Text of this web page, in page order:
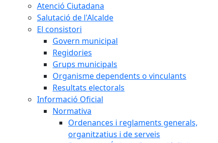
Atenció Ciutadana
Salutació de l'Alcalde
El consistori
Govern municipal
Regidories
Grups municipals
Organisme dependents o vinculants
Resultats electorals
Informació Oficial
Normativa
Ordenances i reglaments generals,
organitzatius i de serveis